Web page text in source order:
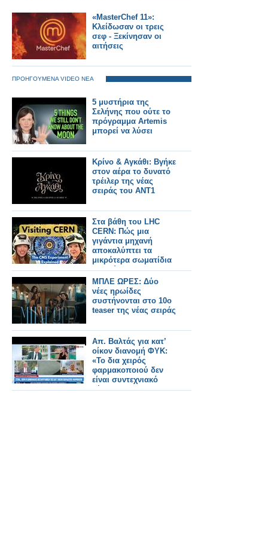
«MasterChef 11»:
Κλείδωσαν οι τρεις
σεφ - Ξεκίνησαν οι
αιτήσεις
ΠΡΟΗΓΟΥΜΕΝΑ VIDEO ΝΕΑ
5 μυστήρια της
Σελήνης που ούτε το
πρόγραμμα Artemis
μπορεί να λύσει
Κρίνο & Αγκάθι: Βγήκε
στον αέρα το δυνατό
τρέιλερ της νέας
σειράς του ΑΝΤ1
Στα βάθη του LHC
CERN: Πώς μια
γιγάντια μηχανή
αποκαλύπτει τα
μικρότερα σωματίδια
του Σύμπαντος
ΜΠΛΕ ΩΡΕΣ: Δύο
νέες ηρωίδες
συστήνονται στο 10ο
teaser της νέας σειράς
Απ. Βαλτάς για κατ’
οίκον διανομή ΦΥΚ:
«To δια χειρός
φαρμακοποιού δεν
είναι συντεχνιακό
ζήτημα» (video)